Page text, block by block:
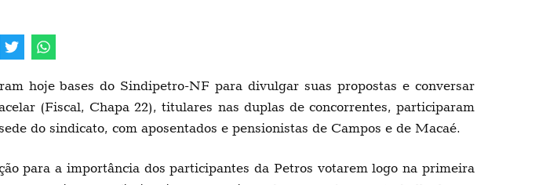
hoje bases do Sindipetro-NF para divulgar suas propostas e conversar
(Fiscal, Chapa 22), titulares nas duplas de concorrentes, participaram
do sindicato, com aposentados e pensionistas de Campos e de Macaé.
para a importância dos participantes da Petros votarem logo na primeira